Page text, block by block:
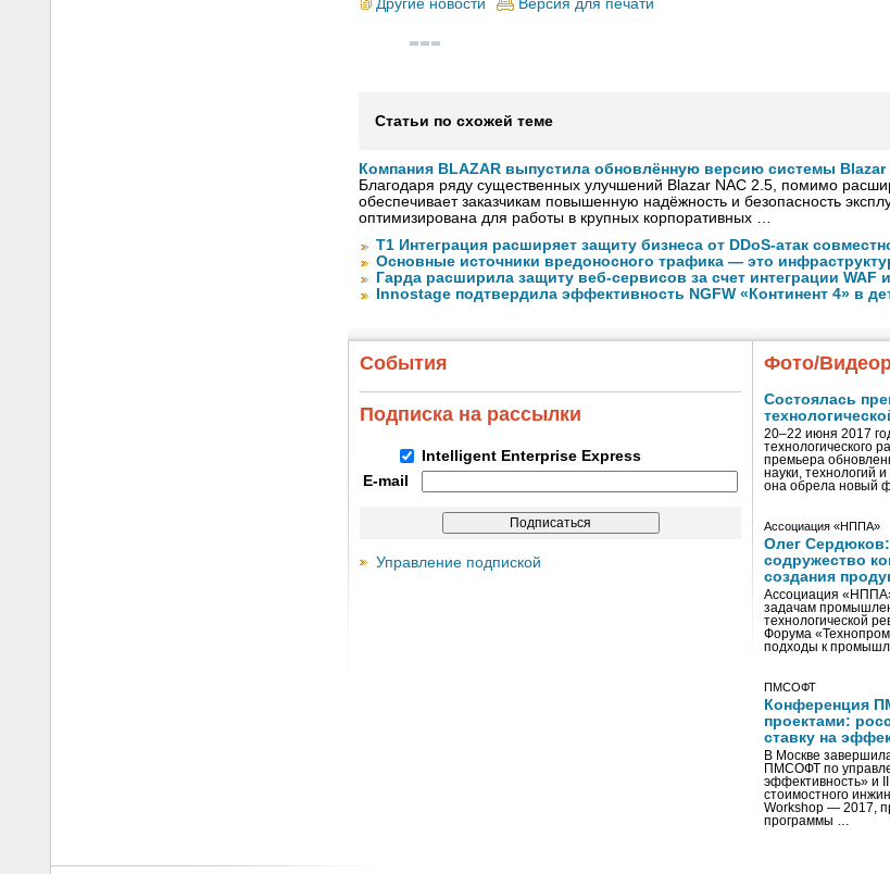
Другие новости Версия для печати
Статьи по схожей теме
Компания BLAZAR выпустила обновлённую версию системы Blazar
Благодаря ряду существенных улучшений Blazar NAC 2.5, помимо
обеспечивает заказчикам повышенную надёжность и безопасность
оптимизирована для работы в крупных корпоративных …
Т1 Интеграция расширяет защиту бизнеса от DDoS-атак
Основные источники вредоносного трафика — это
Гарда расширила защиту веб-сервисов за счет интеграции WAF
Innostage подтвердила эффективность NGFW «Континент 4» в
События
Подписка на рассылки
Intelligent Enterprise Express
E-mail
Управление подпиской
Фото/
Состоялась
20–22 июня 2017
технологического
премьера
науки, технологий
она обрела новый
Ассоциация «НППА»
Олег
содружество
создания
Ассоциация
задачам
технологической
Форума
подходы к
ПМСОФТ
Конференция
проектами:
ставку на
В Москве
ПМСОФТ по
эффективность» и
стоимостного
Workshop — 2017,
программы …